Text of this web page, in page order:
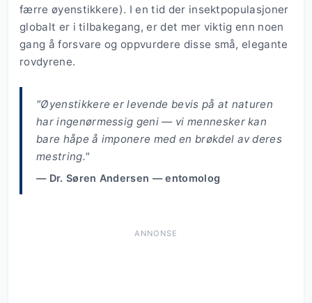
færre øyenstikkere). I en tid der insektpopulasjoner
globalt er i tilbakegang, er det mer viktig enn noen
gang å forsvare og oppvurdere disse små, elegante
rovdyrene.
"Øyenstikkere er levende bevis på at naturen
har ingenørmessig geni — vi mennesker kan
bare håpe å imponere med en brøkdel av deres
mestring."
— Dr. Søren Andersen — entomolog
ANNONSE